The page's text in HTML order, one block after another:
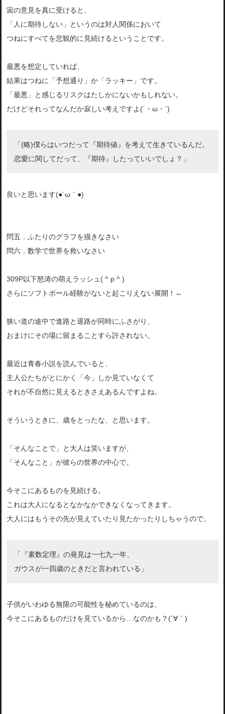
宙の意見を真に受けると、
「人に期待しない」というのは対人関係において
つねにすべてを悲観的に見続けるということです。
最悪を想定していれば、
結果はつねに「予想通り」か「ラッキー」です。
「最悪」と感じるリスクはたしかにないかもしれない。
だけどそれってなんだか寂しい考えですよ(´・ω・`)
「(略)僕らはいつだって『期待値』を考えて生きているんだ。
恋愛に関してだって、『期待』したっていいでしょ？」
良いと思います(●´ω｀●)
問五．ふたりのグラフを描きなさい
問六．数学で世界を救いなさい
309P以下怒涛の萌えラッシュ( ^ p ^ )
さらにソフトボール経験がないと起こりえない展開！←
狭い道の途中で進路と退路が同時にふさがり、
おまけにその場に留まることすら許されない。
最近は青春小説を読んでいると、
主人公たちがとにかく「今」しか見ていなくて
それが不自然に見えるときさえあるんですよね。
そういうときに、歳をとったな、と思います。
「そんなことで」と大人は笑いますが、
「そんなこと」が彼らの世界の中心で。
今そこにあるものを見続ける。
これは大人になるとなかなかできなくなってきます。
大人にはもうその先が見えていたり見たかったりしちゃうので。
「『素数定理』の発見は一七九一年、
ガウスが一四歳のときだと言われている」
子供がいわゆる無限の可能性を秘めているのは、
今そこにあるものだけを見ているから…なのかも？(´∀｀)